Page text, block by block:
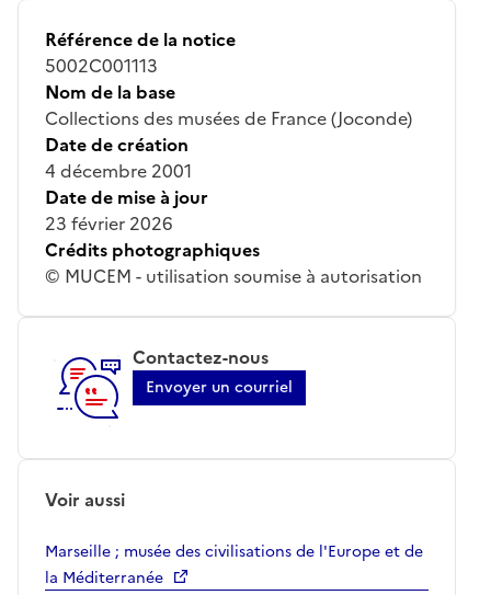
Référence de la notice
5002C001113
Nom de la base
Collections des musées de France (Joconde)
Date de création
4 décembre 2001
Date de mise à jour
23 février 2026
Crédits photographiques
© MUCEM - utilisation soumise à autorisation
Contactez-nous
Envoyer un courriel
Voir aussi
Marseille ; musée des civilisations de l'Europe et de
la Méditerranée